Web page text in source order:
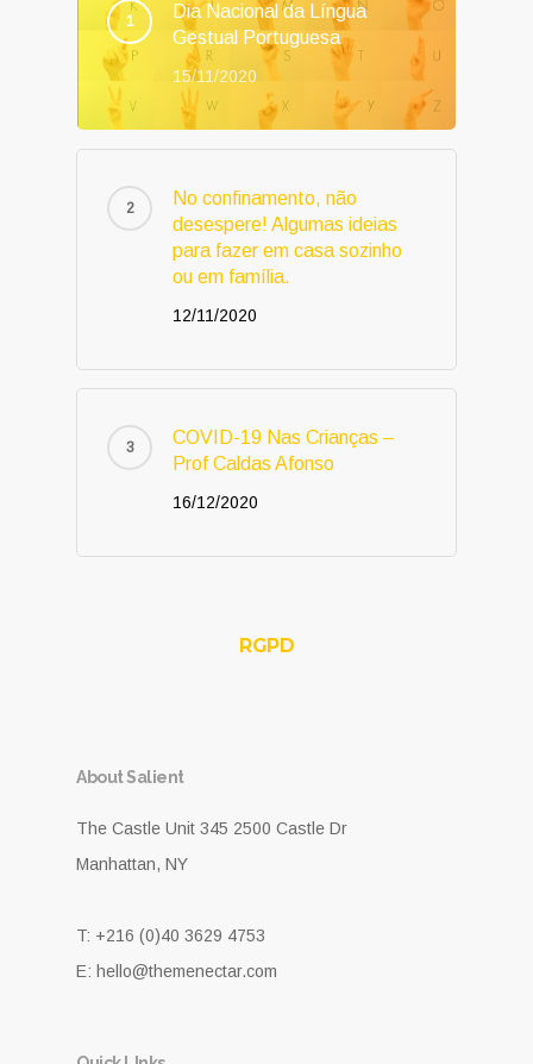
Dia Nacional da Língua
Gestual Portuguesa
15/11/2020
No confinamento, não
desespere! Algumas ideias
para fazer em casa sozinho
ou em família.
12/11/2020
COVID-19 Nas Crianças –
Prof Caldas Afonso
16/12/2020
RGPD
About Salient
The Castle Unit 345 2500 Castle Dr
Manhattan, NY
T: +216 (0)40 3629 4753
E: hello@themenectar.com